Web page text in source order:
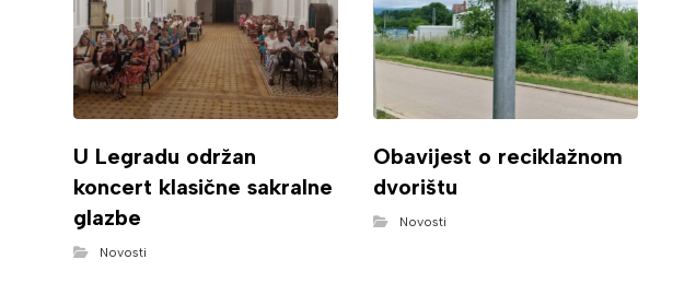
U Legradu održan
koncert klasične sakralne
glazbe
Novosti
Obavijest o reciklažnom
dvorištu
Novosti